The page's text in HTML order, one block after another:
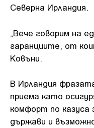
Северна Ирландия.
„Вече говорим на
гаранциите, от
Ковъни.
В Ирландия
приема като
комфорт по
държави и